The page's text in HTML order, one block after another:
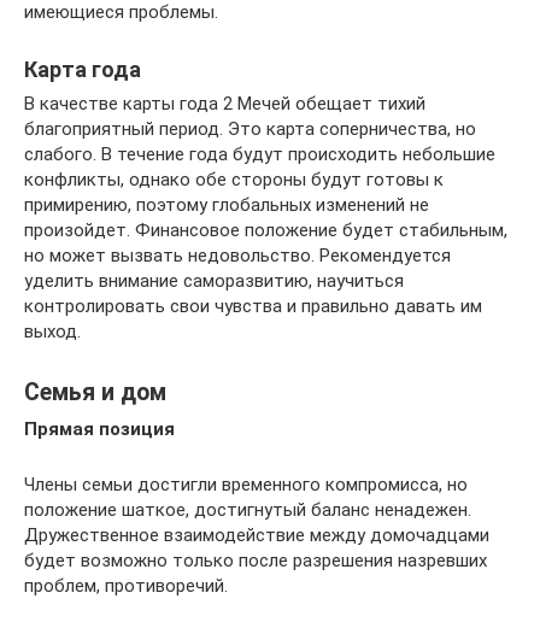
имеющиеся проблемы.
Карта года
В качестве карты года 2 Мечей обещает тихий
благоприятный период. Это карта соперничества, но
слабого. В течение года будут происходить небольшие
конфликты, однако обе стороны будут готовы к
примирению, поэтому глобальных изменений не
произойдет. Финансовое положение будет стабильным,
но может вызвать недовольство. Рекомендуется
уделить внимание саморазвитию, научиться
контролировать свои чувства и правильно давать им
выход.
Семья и дом
Прямая позиция
Члены семьи достигли временного компромисса, но
положение шаткое, достигнутый баланс ненадежен.
Дружественное взаимодействие между домочадцами
будет возможно только после разрешения назревших
проблем, противоречий.